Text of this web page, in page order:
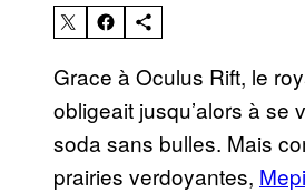
Grace à Oculus Rift, le
obligeait jusqu’alors à
soda sans bulles. Mais
prairies verdoyantes, Mepi